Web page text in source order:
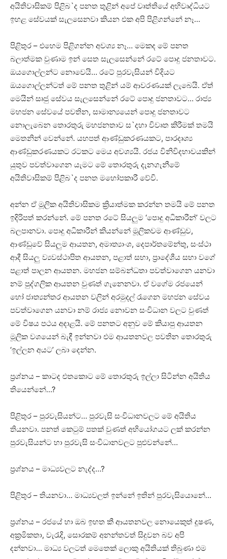
අයිතිවාසිකම් පිළිබ`ද පනත තුළින් අපේ වෘත්තියේ අභිවෘද්ධියට
ඉහළ සේවයක්‌ සැලසෙනවා කියන එක අපි පිළිගන්නේ නෑ…
පිළිතුර – එහෙම පිළිගන්න අවශ්‍ය නෑ… මෙකද මේ පනත
බලාත්මක වුණාම ඉන් සෙත සැලසෙන්නේ රටේ පොදු ජනතාවට.
ඔයගොල්ලන්ට නොවෙයි… රටේ පුරවැසියන් විදියට
ඔයගොල්ලන්ටත් මේ පනත තුළින් යම් ආවරණයක්‌ ලැබෙයි. ඒත්
මෙයින් සෘජු සේවය සැලසෙන්නේ රටේ පොදු ජනතාවට… රාජ්‍ය
මහජන සේවයේ පවතින, සාමාන්‍යයෙන් පොදු ජනතාවට
නොලැබෙන තොරතුරු මහජනතාව ස`දහා විවෘත කිරීමක්‌ තමයි
මෙතනින් වෙන්නේ. යහපත් ආණ්‌ඩුකරණයකට, පාරදෘශ්‍ය
ආණ්‌ඩුකරණයකට රටකට මෙය අවශ්‍යයි. රජය විනිවිදභාවයකින්
යුතුව පවත්වාගෙන යැමට මේ තොරතුරු දැනගැනීමේ
අයිතිවාසිකම් පිළිබ`ද පනත මහෝපකාරී වේවි.
අන්න ඒ මූලික අයිතිවාසිකම ක්‍රියාත්මක කරන්න තමයි මේ පනත
ඉදිරිපත් කරන්නේ. මේ පනත රටේ සියලුම ‘පොදු අධිකාරීන්’ වලට
බලපානවා. පොදු අධිකාරීන් කියන්නේ මූලිකවම ආණ්‌ඩුව,
ආණ්‌ඩුවේ සියලුම ආයතන, අමාත්‍යාංශ, දෙපාර්තමේන්තු, සංස්‌ථා
ආදී සියලු ව්‍යවස්‌ථාපිත ආයතන, පළාත් සභා, ප්‍රාදේශීය සභා වගේ
පළාත් පාලන ආයතන. මහජන සම්බන්ධතා පවත්වාගෙන යනවා
නම් පුද්ගලික ආයතන වුණත් ගැනෙනවා. ඒ වගේම රජයෙන්
හෝ ජාත්‍යන්තර ආයතන වලින් අරමුදල් රැගෙන මහජන සේවය
පවත්වාගෙන යනවා නම් රාජ්‍ය නොවන සංවිධාන වලට වුණත්
මේ විෂය පථය අදාළයි. මේ පනතට අනුව මේ කියාපු ආයතන
මූලික වශයෙන් බැඳී ඉන්නවා එම ආයතනවල පවතින තොරතුරු
‘ඉල්ලන අයට’ ලබා දෙන්න.
ප්‍රශ්නය – කාටද එතකොට මේ තොරතුරු ඉල්ලා සිටින්න අයිතිය
තියෙන්නේ…?
පිළිතුර – පුරවැසියන්ට… පුරවැසි සංවිධානවලට මේ අයිතිය
තියනවා. පනත් කෙටුම් පතක්‌ වුණත් අභියෝගයට ලක්‌ කරන්න
පුරවැසියන්ට හා පුරවැසි සංවිධානවලට පුළුවන්නේ…
ප්‍රශ්නය – මාධ්‍යවලට නැද්ද…?
පිළිතුර – තියනවා… මාධ්‍යවලත් ඉන්නේ ඉතින් පුරවැසියොනේ…
ප්‍රශ්නය – රජයේ හා ඔබ ඉහත කී ආයතනවල නොයෙකුත් දූෂණ,
අක්‍රමිකතා, වැරැදි, සොරකම් අනන්තවත් සිදුවන බව අපි
දන්නවා… මාධ්‍ය වලටත් මෙතෙක්‌ ලොකු අයිතියක්‌ තිබුණා එම